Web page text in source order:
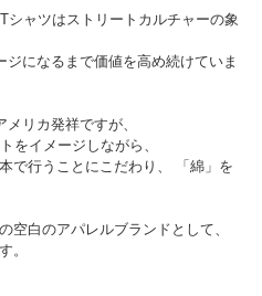
シャツはストリートカルチャーの象
になるまで価値を高め続けていま
リカ発祥ですが、
をイメージしながら、
で行うことにこだわり、 「綿」を
空白のアパレルブランドとして、
。